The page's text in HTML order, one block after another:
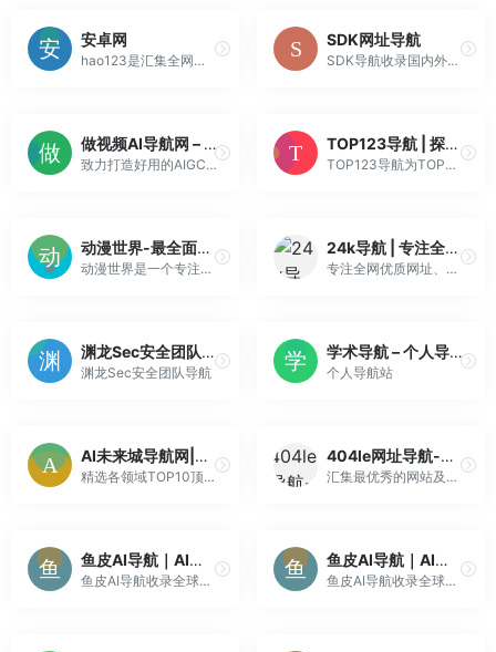
安卓网
hao123是汇集全网优质网址及资源的中文上网导航。及时收录影视、音乐、小说、游戏等分类的网址和内容，让您的网络生活更简单精彩。上网，从hao123开始。
SDK网址导航
SDK导航收录国内外、各行业优秀网站，为用户提供网站分类目录检索、优秀网站参考、网站推广服务
做视频AI导航网 – 打造好用的AIGC视频工具创作导航
致力打造好用的AIGC视频工具创作导航，做视频AI导航分享AI工具,视频素材,软件等
TOP123导航 | 探索全球互联网的起点
TOP123导航为TOPSTIP旗下子网站，用于将优秀的网站、资源整理归类方便用户快速查找。帮助用户探索中国以外的互联网世界！
动漫世界-最全面的ACG二次元动漫导航网站
动漫世界是一个专注ACG与二次元文化的动漫导航网站，精选收录动漫、番剧、漫画、游戏、轻小说、插画及社区论坛等优质ACGN网站资源，致力于为动漫爱好者提供便捷、全面的二次元网址导航服务。
24k导航 | 专注全网优质网址、优质资源分享。
专注全网优质网址、优质资源分享。
渊龙Sec安全团队导航
渊龙Sec安全团队导航
学术导航 – 个人导航站
个人导航站
AI未来城导航网|智创未来|精选TOP10顶级AI工具|探索AI的魅力,开启智能新生活
精选各领域TOP10顶级AI工具，十倍提升生产力！提供ChatGPT入口、Midjourney入口，持续收录口碑最好的AI工具。
404le网址导航-无广告 404le.com
汇集最优秀的网站及资源。及时收录影视、音乐、小说、游戏等分类的网址和内容，让您的网络生活更简单精彩。上网，从hao开始
鱼皮AI导航｜AI工具提示词大全 – 专业学习资源资讯知识库
鱼皮AI导航收录全球AI工具网站应用，涵盖AIGC写作、AI绘画设计、AI视频音频、AI编程开发、AI对话聊天等领域；提供AI提示词、AI学习课程、AI项目教程、最新AI资讯与专业全面的AI知识库，打造全方位AI学习与交流社区。
鱼皮AI导航｜AI工具提示词大全 – 专业学习资源资讯知识库
鱼皮AI导航收录全球AI工具网站应用，涵盖AIGC写作、AI绘画设计、AI视频音频、AI编程开发、AI对话聊天等领域；提供AI提示词、AI学习课程、AI项目教程、最新AI资讯与专业全面的AI知识库，打造全方位AI学习与交流社区。